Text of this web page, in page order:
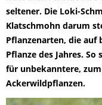
seltener. Die Loki-
Klatschmohn darum
Pflanzenarten, die auf
Pflanze des Jahres.
für unbekanntere,
Ackerwildpflanzen.